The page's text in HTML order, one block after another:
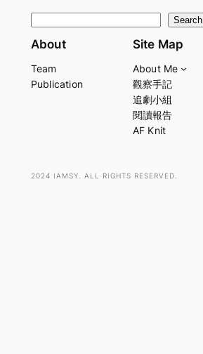
e
r
Search
About
Team
Publication
Site Map
About Me
觀察手記
追劇小組
閱讀報告
AF Knit
2024 IAMSY. ALL RIGHTS RESERVED.